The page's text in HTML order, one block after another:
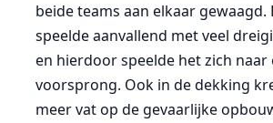
beide teams aan elkaar gewaagd.
speelde aanvallend met veel
en hierdoor speelde het zich naar
voorsprong. Ook in de dekking
meer vat op de gevaarlijke